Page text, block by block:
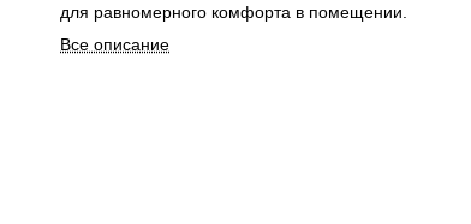
для равномерного комфорта в помещении.
Все описание